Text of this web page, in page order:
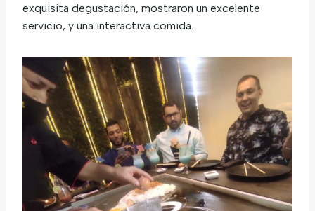
exquisita degustación, mostraron un excelente
servicio, y una interactiva comida.